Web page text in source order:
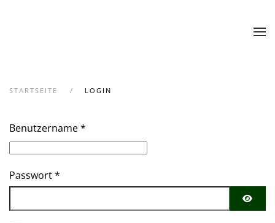
STARTSEITE LOGIN
Benutzername*
Passwort*